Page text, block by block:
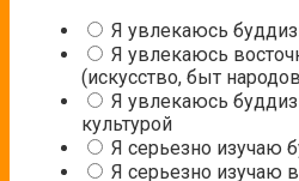
Я увлекаюсь
Я увлекаюсь
(искусство, быт
Я увлекаюсь
культурой
Я серьезно изучаю
Я серьезно изучаю